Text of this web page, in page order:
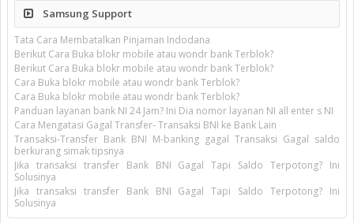
Samsung Support
Tata Cara Membatalkan Pinjaman Indodana
Berikut Cara Buka blokr mobile atau wondr bank Terblok?
Berikut Cara Buka blokr mobile atau wondr bank Terblok?
Cara Buka blokr mobile atau wondr bank Terblok?
Cara Buka blokr mobile atau wondr bank Terblok?
Panduan layanan bank NI 24 Jam? Ini Dia nomor layanan NI all enter s NI
Cara Mengatasi Gagal Transfer- Transaksi BNI ke Bank Lain
Transaksi-Transfer Bank BNI M-banking gagal Transaksi Gagal saldo
berkurang simak tipsnya
Jika transaksi transfer Bank BNI Gagal Tapi Saldo Terpotong? Ini
Solusinya
Jika transaksi transfer Bank BNI Gagal Tapi Saldo Terpotong? Ini
Solusinya